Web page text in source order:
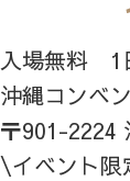
入場無料 1
沖縄コンベ
〒901-2224
\イベント限